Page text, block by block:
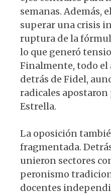
semanas. Además,
superar una crisis
ruptura de la
lo que generó
Finalmente, todo el
detrás de Fidel,
radicales apostaron
Estrella.
La oposición
fragmentada.
unieron sectores
peronismo
docentes